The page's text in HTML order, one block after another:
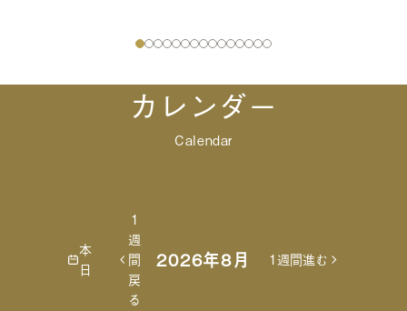
カレンダー
本
日
1
週
間
戻
る
2026年8月 1週間進む